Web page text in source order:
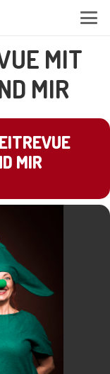
MIT
MIR
MIR